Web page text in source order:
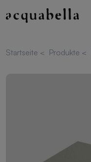
Startseite < Produkte <